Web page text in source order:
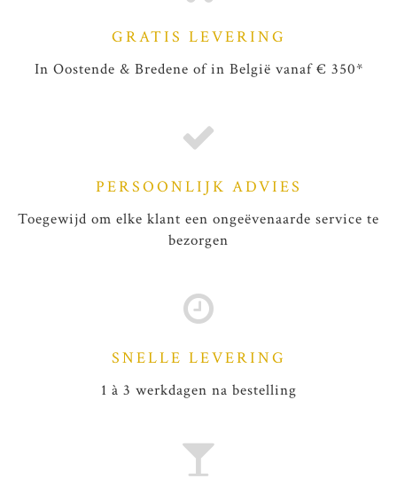
GRATIS LEVERING
In Oostende & Bredene of in België vanaf € 350*
PERSOONLIJK ADVIES
Toegewijd om elke klant een ongeëvenaarde service te
bezorgen
SNELLE LEVERING
1 à 3 werkdagen na bestelling